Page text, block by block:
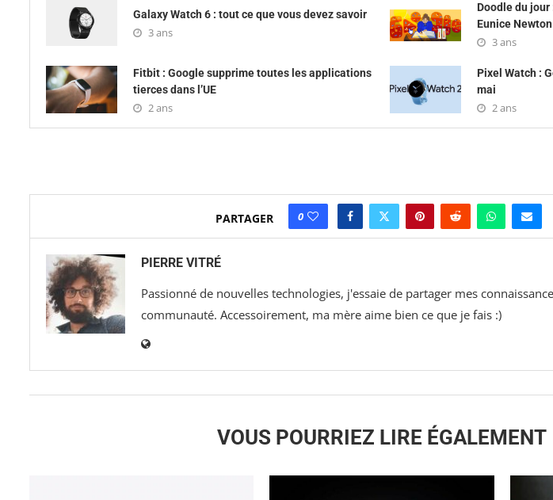
Galaxy Watch 6 : tout ce que vous devez savoir
3 ans
Doodle du jour
Eunice
3 ans
Fitbit : Google supprime toutes les applications
tierces dans l’UE
2 ans
Pixel Watch :
mai
2 ans
PARTAGER 0
PIERRE VITRÉ
Passionné de nouvelles technologies, j'essaie de partager mes
communauté. Accessoirement, ma mère aime bien ce que je fais :)
VOUS POURRIEZ LIRE ÉGALEMENT